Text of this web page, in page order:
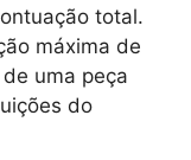
total.
máxima de
uma peça
do